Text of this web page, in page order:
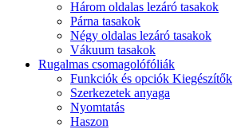
Három oldalas lezáró tasakok
Párna tasakok
Négy oldalas lezáró tasakok
Vákuum tasakok
Rugalmas csomagolófóliák
Funkciók és opciók Kiegészítők
Szerkezetek anyaga
Nyomtatás
Haszon